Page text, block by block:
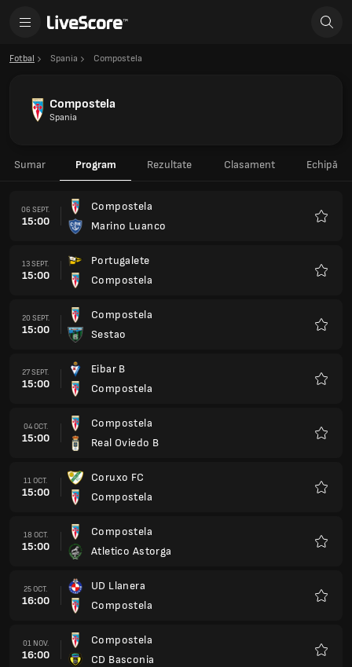
Fotbal Spania Compostela
Compostela
Spania
Sumar Program Rezultate Clasament Echipă
06 SEPT.
15:00
Compostela
Marino Luanco
13 SEPT.
15:00
Portugalete
Compostela
20 SEPT.
15:00
Compostela
Sestao
27 SEPT.
15:00
Eibar B
Compostela
04 OCT.
15:00
Compostela
Real Oviedo B
11 OCT.
15:00
Coruxo FC
Compostela
18 OCT.
15:00
Compostela
Atletico Astorga
25 OCT.
16:00
UD Llanera
Compostela
01 NOV.
16:00
Compostela
CD Basconia